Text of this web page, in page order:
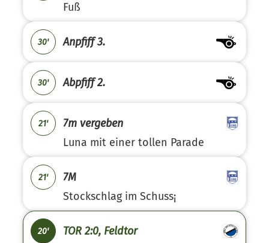
Fuß
30' Anpfiff 3.
30' Abpfiff 2.
21'
7m vergeben
Luna mit einer tollen Parade
21'
7M
Stockschlag im Schuss¡
20'
TOR 2:0, Feldtor